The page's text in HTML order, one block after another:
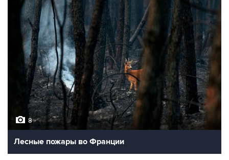
8
Лесные пожары во Франции